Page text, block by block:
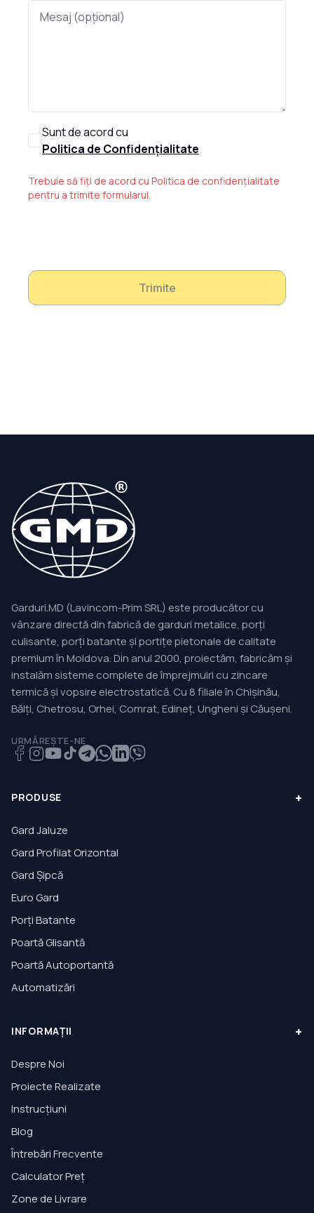
Sunt de acord cu
Politica de Confidențialitate
Trebuie să fiți de acord cu Politica de confidențialitate
pentru a trimite formularul.
Trimite
Garduri.MD (Lavincom-Prim SRL) este producător cu
vânzare directă din fabrică de garduri metalice, porți
culisante, porți batante și portițe pietonale de calitate
premium în Moldova. Din anul 2000, proiectăm, fabricăm și
instalăm sisteme complete de împrejmuiri cu zincare
termică și vopsire electrostatică. Cu 8 filiale în Chișinău,
Bălți, Chetrosu, Orhei, Comrat, Edineț, Ungheni și Căușeni.
URMĂREȘTE-NE
PRODUSE +
Gard Jaluze
Gard Profilat Orizontal
Gard Șipcă
Euro Gard
Porți Batante
Poartă Glisantă
Poartă Autoportantă
Automatizări
INFORMAȚII +
Despre Noi
Proiecte Realizate
Instrucțiuni
Blog
Întrebări Frecvente
Calculator Preț
Zone de Livrare